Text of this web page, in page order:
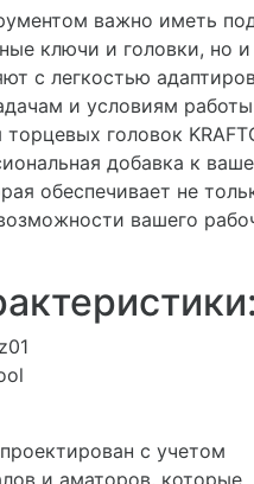
важно иметь
ключи и головки, но и
с легкостью
и условиям
головок
добавка к
обеспечивает не
вашего
с учетом
и аматоров, которые